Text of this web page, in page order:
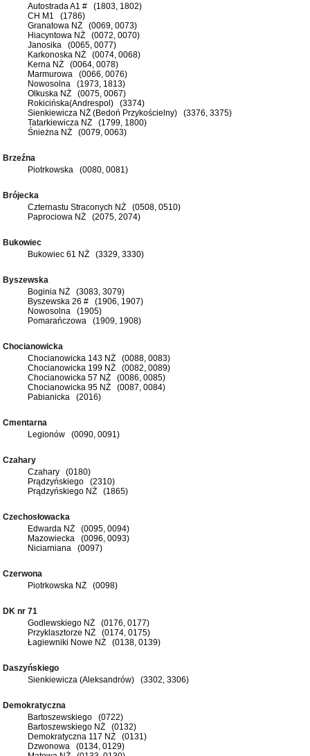
Autostrada A1 # (1803, 1802)
CH M1 (1786)
Granatowa NŻ (0069, 0073)
Hiacyntowa NŻ (0072, 0070)
Janosika (0065, 0077)
Karkonoska NŻ (0074, 0068)
Kerna NŻ (0064, 0078)
Marmurowa (0066, 0076)
Nowosolna (1973, 1813)
Olkuska NŻ (0075, 0067)
Rokicińska(Andrespol) (3374)
Sienkiewicza NŻ (Bedoń Przykościelny) (3376, 3375)
Tatarkiewicza NŻ (1799, 1800)
Śnieżna NŻ (0079, 0063)
Brzeźna
Piotrkowska (0080, 0081)
Brójecka
Czternastu Straconych NŻ (0508, 0510)
Paprociowa NŻ (2075, 2074)
Bukowiec
Bukowiec 61 NŻ (3329, 3330)
Byszewska
Boginia NŻ (3083, 3079)
Byszewska 26 # (1906, 1907)
Nowosolna (1905)
Pomarańczowa (1909, 1908)
Chocianowicka
Chocianowicka 143 NŻ (0088, 0083)
Chocianowicka 199 NŻ (0082, 0089)
Chocianowicka 57 NŻ (0086, 0085)
Chocianowicka 95 NŻ (0087, 0084)
Pabianicka (2016)
Cmentarna
Legionów (0090, 0091)
Czahary
Czahary (0180)
Prądzyńskiego (2310)
Prądzyńskiego NŻ (1865)
Czechosłowacka
Edwarda NŻ (0095, 0094)
Mazowiecka (0096, 0093)
Niciarniana (0097)
Czerwona
Piotrkowska NŻ (0098)
DK nr 71
Godlewskiego NŻ (0176, 0177)
Przyklasztorze NŻ (0174, 0175)
Łagiewniki Nowe NŻ (0138, 0139)
Daszyńskiego
Sienkiewicza (Aleksandrów) (3302, 3306)
Demokratyczna
Bartoszewskiego (0722)
Bartoszewskiego NŻ (0132)
Demokratyczna 117 NŻ (0131)
Dzwonowa (0134, 0129)